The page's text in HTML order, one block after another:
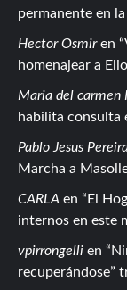
permanente en
Hector Osmiren
homenajear a
Maria del carmen
habilita consulta
Pablo Jesus
Marcha a
CARLA en
El
internos en este
vpirrongelli en
recuperándose”